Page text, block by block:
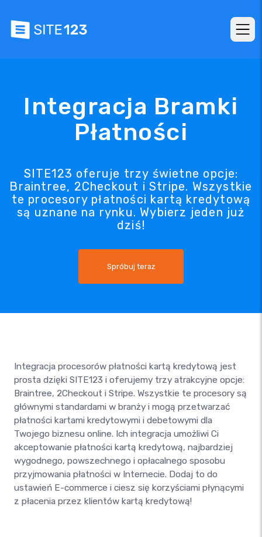
Integracja Bramki
Płatności
SITE123 oferuje trzy świetne opcje:
Braintree, 2Checkout i Stripe. Wszystkie
te procesory płatności kartą kredytową
są uznane na rynku. Wybierz jeden już
dziś!
Spróbuj teraz
Integracja procesorów płatności kartą kredytową jest
prosta dzięki SITE123 i oferujemy trzy atrakcyjne opcje:
Braintree, 2Checkout i Stripe. Wszystkie te procesory są
głównymi standardami w branży i mogą przetwarzać
płatności kartami kredytowymi i debetowymi dla
Twojego biznesu online. Ich integracja umożliwi Ci
akceptowanie płatności kartą kredytową, najbardziej
wygodnego, powszechnego i opłacalnego sposobu
przyjmowania płatności w Internecie. Dodaj to do
ustawień E-commerce i ciesz się korzyściami płynącymi
z płacenia przez klientów kartą kredytową!